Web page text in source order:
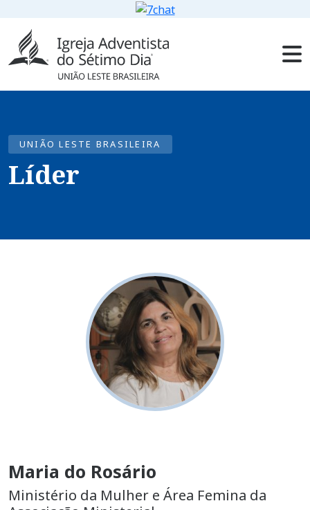
UNIÃO LESTE BRASILEIRA
Líder
Maria do Rosário
Ministério da Mulher e Área Femina da